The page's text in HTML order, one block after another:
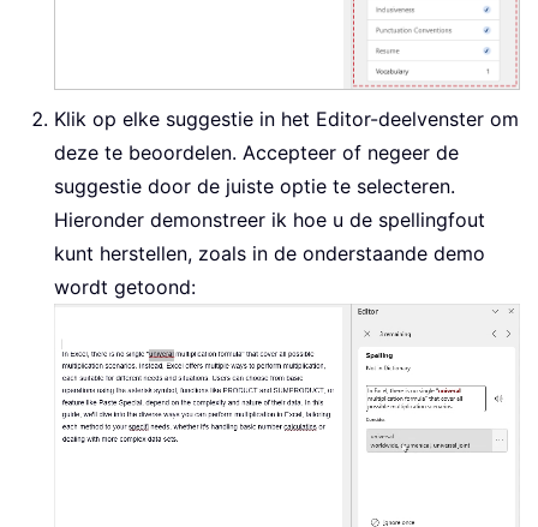
Klik op elke suggestie in het Editor-deelvenster om
deze te beoordelen. Accepteer of negeer de
suggestie door de juiste optie te selecteren.
Hieronder demonstreer ik hoe u de spellingfout
kunt herstellen, zoals in de onderstaande demo
wordt getoond: